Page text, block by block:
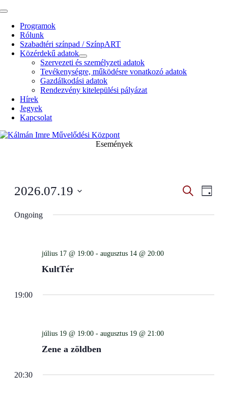
Kihagyás
Toggle
NavigationProgramok
Rólunk
Szabadtéri színpad / SzínpART
Közérdekű adatok
Szervezeti és személyzeti adatok
Tevékenységre, működésre vonatkozó adatok
Gazdálkodási adatok
Rendezvény kitelepülési pályázat
Hírek
Jegyek
Kapcsolat
Események
and
SearchNapi
2026.07.19
date.
Ongoing
július 17 @ 19:00- augusztus 14 @ 20:00
KultTér
19:00
július 19 @ 19:00- augusztus 19 @ 21:00
Zene a zöldben
20:30